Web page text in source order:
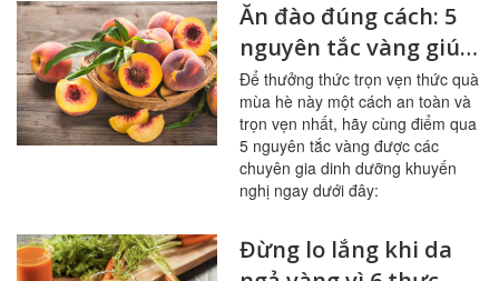
Ăn đào đúng cách: 5
nguyên tắc vàng giúp
sạch mạch máu,
tránh ngộ độc
Để thưởng thức trọn vẹn thức quà
mùa hè này một cách an toàn và
trọn vẹn nhất, hãy cùng điểm qua
5 nguyên tắc vàng được các
chuyên gia dinh dưỡng khuyến
nghị ngay dưới đây:
Đừng lo lắng khi da